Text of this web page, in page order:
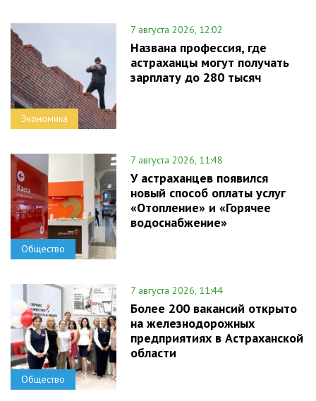
Экономика
7 августа 2026, 12:02
Названа профессия, где
астраханцы могут получать
зарплату до 280 тысяч
Общество
7 августа 2026, 11:48
У астраханцев появился
новый способ оплаты услуг
«Отопление» и «Горячее
водоснабжение»
Общество
7 августа 2026, 11:44
Более 200 вакансий открыто
на железнодорожных
предприятиях в Астраханской
области